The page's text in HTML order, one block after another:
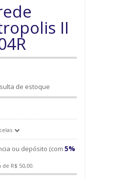
II
de estoque
ou depósito (com 5%
R$ 50,00.